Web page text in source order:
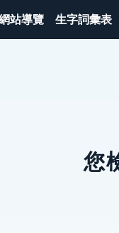
站導覽 生字詞彙表
您